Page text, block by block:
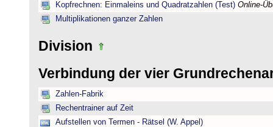
Kopfrechnen: Einmaleins und Quadratzahlen (Test) Online-
Multiplikationen ganzer Zahlen
Division
Verbindung der vier
Zahlen-Fabrik
Rechentrainer auf Zeit
Aufstellen von Termen - Rätsel (W. Appel)